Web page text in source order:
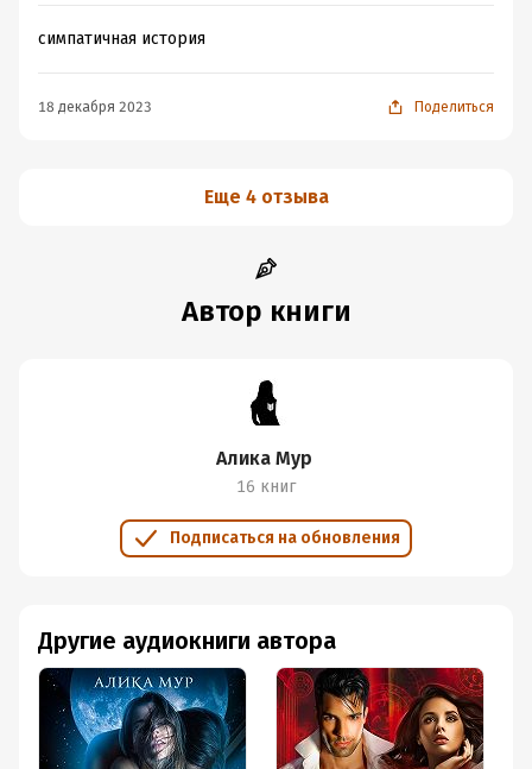
симпатичная история
18 декабря 2023 Поделиться
Еще 4 отзыва
Автор книги
Алика Мур
16 книг
Подписаться на обновления
Другие аудиокниги автора